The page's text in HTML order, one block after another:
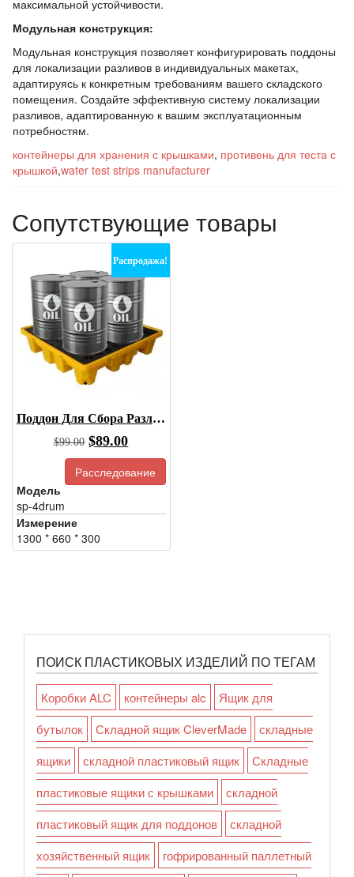
максимальной устойчивости.
Модульная конструкция:
Модульная конструкция позволяет конфигурировать поддоны
для локализации разливов в индивидуальных макетах,
адаптируясь к конкретным требованиям вашего складского
помещения. Создайте эффективную систему локализации
разливов, адаптированную к вашим эксплуатационным
потребностям.
контейнеры для хранения с крышками, противень для теста с
крышкой,water test strips manufacturer
Сопутствующие товары
Распродажа!
Поддон Для Сбора Разливов, Поддон Для Сбора Разливов Из Бочек
$99.00 Первоначальная
цена
была:
$89.00Текущая
цена:
$89.00.
Расследование
Модель
sp-4drum
Измерение
1300 * 660 * 300
ПОИСК ПЛАСТИКОВЫХ ИЗДЕЛИЙ ПО ТЕГАМ
Коробки ALC контейнеры alc
Ящик для
бутылок
Складной ящик CleverMade
складные
ящики
складной пластиковый ящик
Складные
пластиковые ящики с крышками
складной
пластиковый ящик для поддонов
складной
хозяйственный ящик
гофрированный паллетный